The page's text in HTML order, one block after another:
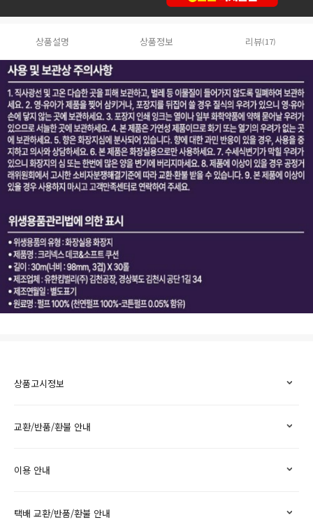
상품설명 상품정보 리뷰(17)
상품고시정보
교환/반품/환불 안내
이용 안내
택배 교환/반품/환불 안내